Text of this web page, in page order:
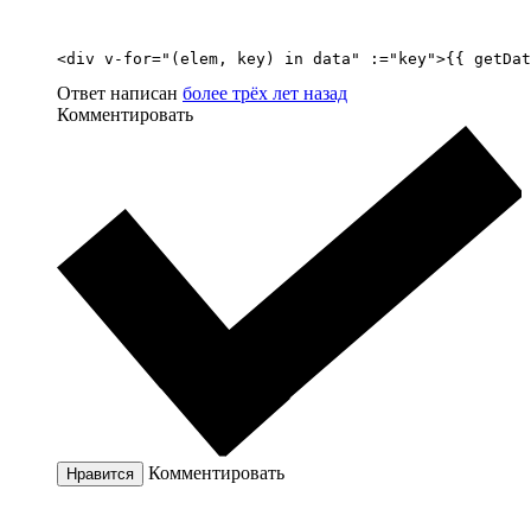
<div v-for="(elem, key) in data" :="key">{{
Ответ написан более трёх лет назад
Комментировать
Нравится Комментировать